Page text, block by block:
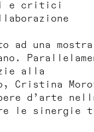
e critici
ad una mostra
alla
Cristina
d’arte
le sinergie